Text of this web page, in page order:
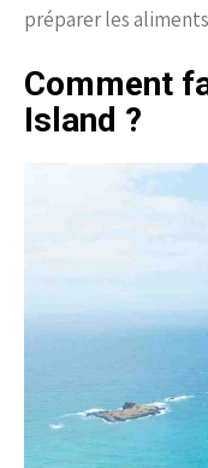
préparer les
Comment
Island ?